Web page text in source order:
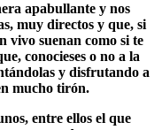
apabullante y nos
muy directos y que, si
vivo suenan como si te
conocieses o no a la
y disfrutando a
mucho tirón.
entre ellos el que